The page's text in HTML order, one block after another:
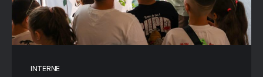
INTERNE